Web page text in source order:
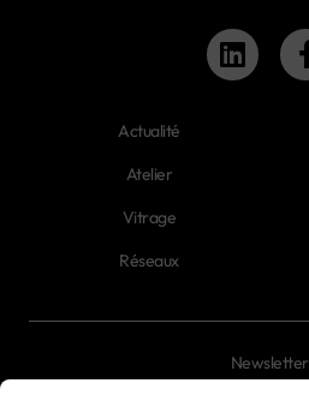
Actualité
Atelier
Vitrage
Réseaux
Newsletter